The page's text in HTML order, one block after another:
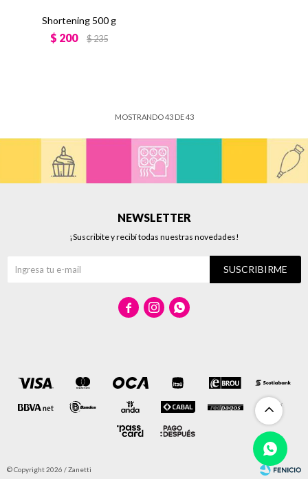
Shortening 500 g
$ 200 $235
MOSTRANDO43DE43
NEWSLETTER
¡Suscribite y recibí todas nuestras novedades!
SUSCRIBIRME
  
© Copyright 2026 / Zanetti